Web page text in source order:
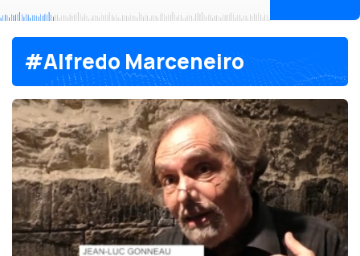
#Alfredo Marceneiro